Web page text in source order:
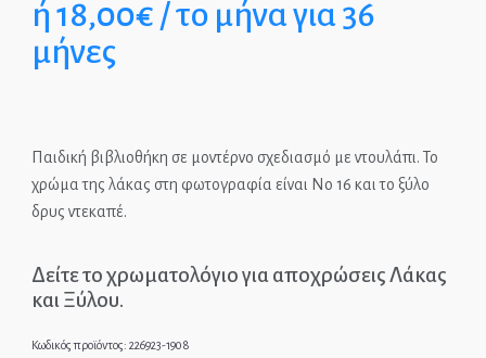
ΣΤΡΩΜΑΤΑ
ΠΑΙΔΙΚΑ
ΜΕΤΑΛΛΙΚΑ
ή 18,00€ / το μήνα για 36
μήνες
Παιδική βιβλιοθήκη σε μοντέρνο σχεδιασμό με ντουλάπι. Το
χρώμα της λάκας στη φωτογραφία είναι Νo 16 και το ξύλο
δρυς ντεκαπέ.
Δείτε το χρωματολόγιο για αποχρώσεις Λάκας
και Ξύλου.
Κωδικός προϊόντος: 226923-1908